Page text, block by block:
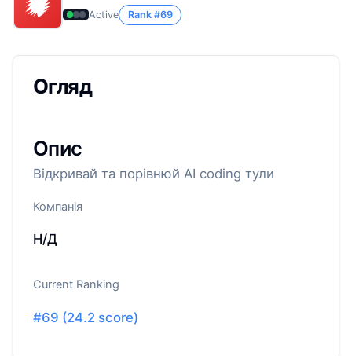
Active Rank #69
Огляд
Опис
Відкривай та порівнюй AI coding тули
Компанія
Н/Д
Current Ranking
#69 (24.2 score)